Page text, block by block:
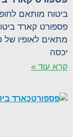
ביטוח מותאם
פספורט קארד
מתאים לאופיו של
יכסה
קרא עוד »